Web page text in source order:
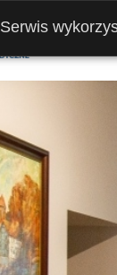
Serwis